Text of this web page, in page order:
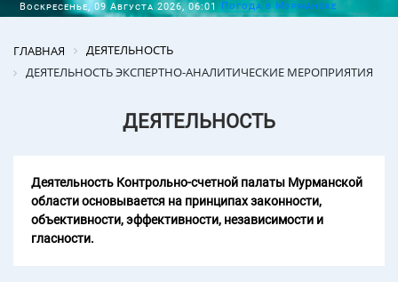
Воскресенье, 09 Августа 2026, 06:01 Погода в Мурманске
ГЛАВНАЯ
ДЕЯТЕЛЬНОСТЬ
ДЕЯТЕЛЬНОСТЬ ЭКСПЕРТНО-АНАЛИТИЧЕСКИЕ МЕРОПРИЯТИЯ
ДЕЯТЕЛЬНОСТЬ
Деятельность Контрольно-счетной палаты Мурманской
области основывается на принципах законности,
объективности, эффективности, независимости и
гласности.